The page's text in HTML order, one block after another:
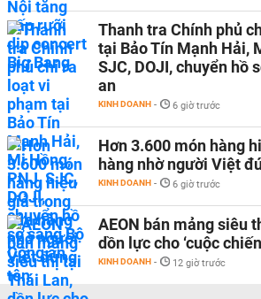
Thanh tra Chính phủ
tại Bảo Tín Mạnh Hải,
SJC, DOJI, chuyển hồ
an
KINH DOANH - 6 giờ trước
Hơn 3.600 món hàng
hàng nhờ người Việt
KINH DOANH - 6 giờ trước
AEON bán mảng siêu
dồn lực cho ‘cuộc
KINH DOANH - 12 giờ trước